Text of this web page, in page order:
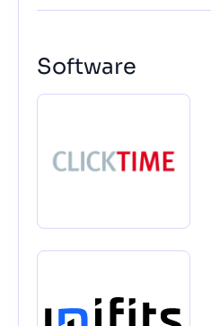
Software